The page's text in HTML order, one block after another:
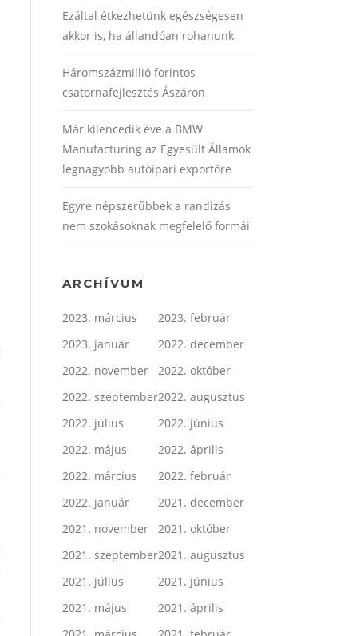
Ezáltal étkezhetünk egészségesen
akkor is, ha állandóan rohanunk
Háromszázmillió forintos
csatornafejlesztés Ászáron
Már kilencedik éve a BMW
Manufacturing az Egyesült Államok
legnagyobb autóipari exportőre
Egyre népszerűbbek a randizás
nem szokásoknak megfelelő formái
ARCHÍVUM
2023. március
2023. február
2023. január
2022. december
2022. november
2022. október
2022. szeptember2022. augusztus
2022. július
2022. június
2022. május
2022. április
2022. március
2022. február
2022. január
2021. december
2021. november
2021. október
2021. szeptember2021. augusztus
2021. július
2021. június
2021. május
2021. április